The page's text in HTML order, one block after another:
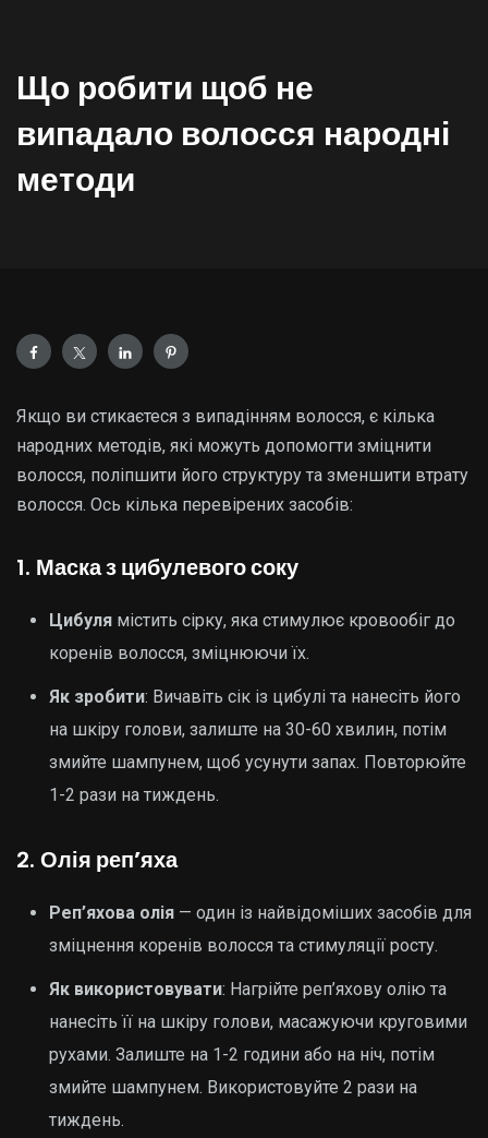
Що робити щоб не
випадало волосся народні
методи
Якщо ви стикаєтеся з випадінням волосся, є кілька
народних методів, які можуть допомогти зміцнити
волосся, поліпшити його структуру та зменшити втрату
волосся. Ось кілька перевірених засобів:
1. Маска з цибулевого соку
Цибуля містить сірку, яка стимулює кровообіг до
коренів волосся, зміцнюючи їх.
Як зробити: Вичавіть сік із цибулі та нанесіть його
на шкіру голови, залиште на 30-60 хвилин, потім
змийте шампунем, щоб усунути запах. Повторюйте
1-2 рази на тиждень.
2. Олія реп’яха
Реп’яхова олія — один із найвідоміших засобів для
зміцнення коренів волосся та стимуляції росту.
Як використовувати: Нагрійте реп’яхову олію та
нанесіть її на шкіру голови, масажуючи круговими
рухами. Залиште на 1-2 години або на ніч, потім
змийте шампунем. Використовуйте 2 рази на
тиждень.